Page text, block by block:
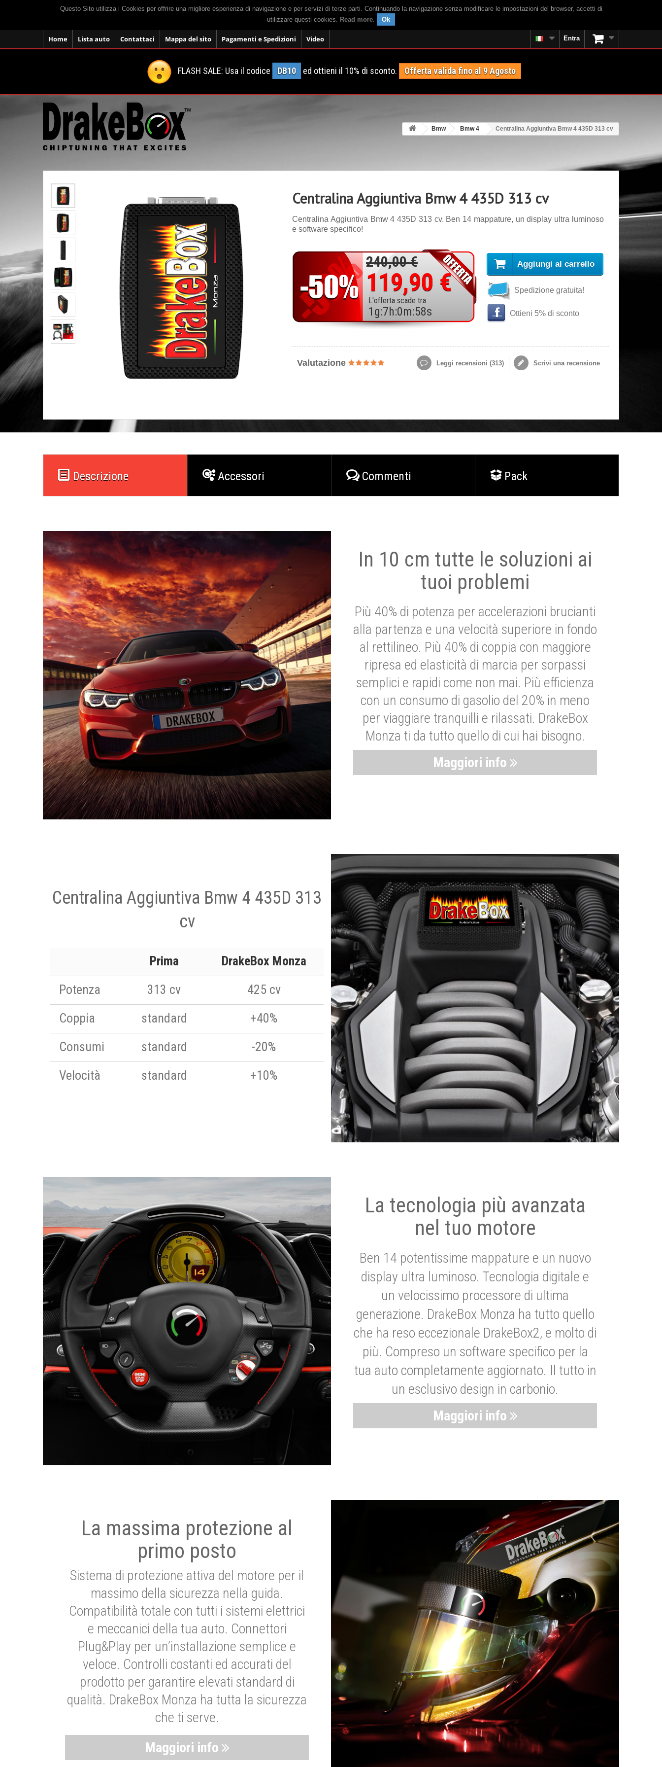
Questo Sito utilizza i Cookies per offrire una migliore esperienza di navigazione e per servizi di terze parti. Continuando la navigazione senza modificare le impostazioni del browser, accetti di
utilizzare questi cookies. Read more. Ok
Home Lista auto Contattaci Mappa del sito Pagamenti e Spedizioni Video Entra
FLASH SALE: Usa il codice DB10 ed ottieni il 10% di sconto. Offerta valida fino al 9 Agosto
Bmw Bmw 4 Centralina Aggiuntiva Bmw 4 435D 313 cv
Centralina Aggiuntiva Bmw 4 435D 313 cv
Centralina Aggiuntiva Bmw 4 435D 313 cv. Ben 14 mappature, un display ultra luminoso
e software specifico!
240,00 €
119,90 €
L'offerta scade tra
1 g:7h:0m:56s
Aggiungi al carrello
Spedizione gratuita!
Ottieni 5% di sconto
Valutazione Leggi recensioni (313) Scrivi una recensione
Descrizione Accessori Commenti Pack
In 10 cm tutte le soluzioni ai
tuoi problemi
Più 40% di potenza per accelerazioni brucianti
alla partenza e una velocità superiore in fondo
al rettilineo. Più 40% di coppia con maggiore
ripresa ed elasticità di marcia per sorpassi
semplici e rapidi come non mai. Più efficienza
con un consumo di gasolio del 20% in meno
per viaggiare tranquilli e rilassati. DrakeBox
Monza ti da tutto quello di cui hai bisogno.
Maggiori info
Centralina Aggiuntiva Bmw 4 435D 313
cv
Prima
DrakeBox Monza
Potenza
313 cv
425 cv
Coppia
standard
+40%
Consumi
standard
-20%
Velocità
standard +10%
La tecnologia più avanzata
nel tuo motore
Ben 14 potentissime mappature e un nuovo
display ultra luminoso. Tecnologia digitale e
un velocissimo processore di ultima
generazione. DrakeBox Monza ha tutto quello
che ha reso eccezionale DrakeBox2, e molto di
più. Compreso un software specifico per la
tua auto completamente aggiornato. Il tutto in
un esclusivo design in carbonio.
Maggiori info
La massima protezione al
primo posto
Sistema di protezione attiva del motore per il
massimo della sicurezza nella guida.
Compatibilità totale con tutti i sistemi elettrici
e meccanici della tua auto. Connettori
Plug&Play per un’installazione semplice e
veloce. Controlli costanti ed accurati del
prodotto per garantire elevati standard di
qualità. DrakeBox Monza ha tutta la sicurezza
che ti serve.
Maggiori info